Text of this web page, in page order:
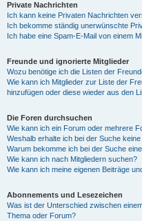
Private Nachrichten
Ich kann keine Privaten Nachrichten
Ich bekomme ständig unerwünschte
Ich habe eine Spam-E-Mail von einem
Freunde und ignorierte Mitglieder
Wozu benötige ich die Listen der
Wie kann ich Mitglieder zur Liste der
hinzufügen oder diese wieder aus den
Die Foren durchsuchen
Wie kann ich ein Forum oder mehrere
Weshalb erhalte ich bei der Suche
Warum bekomme ich bei der Suche
Wie kann ich nach Mitgliedern suchen?
Wie kann ich meine eigenen Beiträge
Abonnements und Lesezeichen
Was ist der Unterschied zwischen
Thema oder Forum?